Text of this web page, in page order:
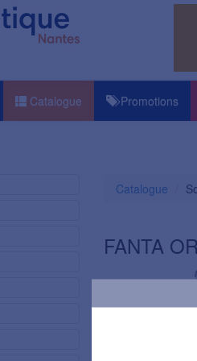
Catalogue Promotions
Catalogue
FANTA